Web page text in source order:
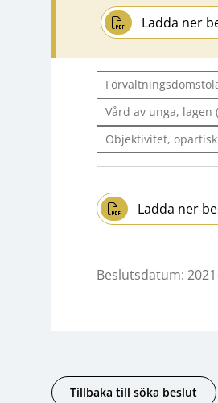
Ladda ner
Vård av unga, lagen
Objektivitet,
Ladda ner
Beslutsdatum:
Tillbaka till söka beslut